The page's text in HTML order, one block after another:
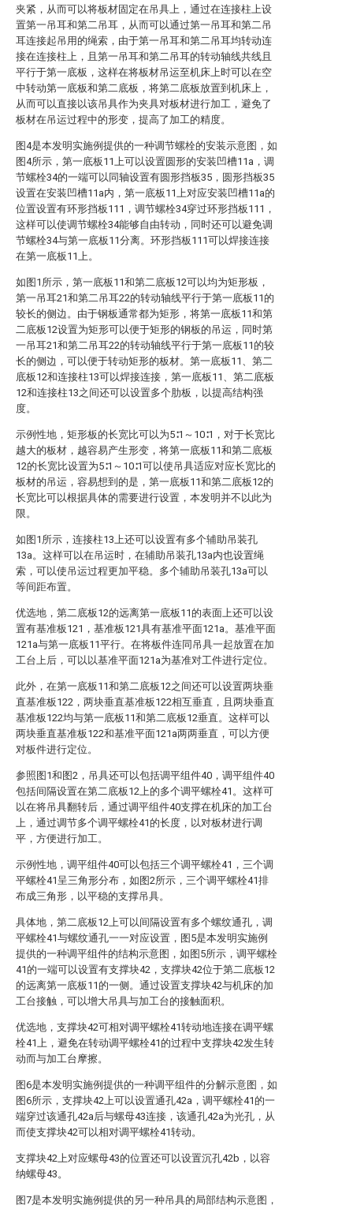
夹紧，从而可以将板材固定在吊具上，通过在连接柱上设
置第一吊耳和第二吊耳，从而可以通过第一吊耳和第二吊
耳连接起吊用的绳索，由于第一吊耳和第二吊耳均转动连
接在连接柱上，且第一吊耳和第二吊耳的转动轴线共线且
平行于第一底板，这样在将板材吊运至机床上时可以在空
中转动第一底板和第二底板，将第二底板放置到机床上，
从而可以直接以该吊具作为夹具对板材进行加工，避免了
板材在吊运过程中的形变，提高了加工的精度。
图4是本发明实施例提供的一种调节螺栓的安装示意图，如
图4所示，第一底板11上可以设置圆形的安装凹槽11a，调
节螺栓34的一端可以同轴设置有圆形挡板35，圆形挡板35
设置在安装凹槽11a内，第一底板11上对应安装凹槽11a的
位置设置有环形挡板111，调节螺栓34穿过环形挡板111，
这样可以使调节螺栓34能够自由转动，同时还可以避免调
节螺栓34与第一底板11分离。环形挡板111可以焊接连接
在第一底板11上。
如图1所示，第一底板11和第二底板12可以均为矩形板，
第一吊耳21和第二吊耳22的转动轴线平行于第一底板11的
较长的侧边。由于钢板通常都为矩形，将第一底板11和第
二底板12设置为矩形可以便于矩形的钢板的吊运，同时第
一吊耳21和第二吊耳22的转动轴线平行于第一底板11的较
长的侧边，可以便于转动矩形的板材。第一底板11、第二
底板12和连接柱13可以焊接连接，第一底板11、第二底板
12和连接柱13之间还可以设置多个肋板，以提高结构强
度。
示例性地，矩形板的长宽比可以为5∶1～10∶1，对于长宽比
越大的板材，越容易产生形变，将第一底板11和第二底板
12的长宽比设置为5∶1～10∶1可以使吊具适应对应长宽比的
板材的吊运，容易想到的是，第一底板11和第二底板12的
长宽比可以根据具体的需要进行设置，本发明并不以此为
限。
如图1所示，连接柱13上还可以设置有多个辅助吊装孔
13a。这样可以在吊运时，在辅助吊装孔13a内也设置绳
索，可以使吊运过程更加平稳。多个辅助吊装孔13a可以
等间距布置。
优选地，第二底板12的远离第一底板11的表面上还可以设
置有基准板121，基准板121具有基准平面121a。基准平面
121a与第一底板11平行。在将板件连同吊具一起放置在加
工台上后，可以以基准平面121a为基准对工件进行定位。
此外，在第一底板11和第二底板12之间还可以设置两块垂
直基准板122，两块垂直基准板122相互垂直，且两块垂直
基准板122均与第一底板11和第二底板12垂直。这样可以
两块垂直基准板122和基准平面121a两两垂直，可以方便
对板件进行定位。
参照图1和图2，吊具还可以包括调平组件40，调平组件40
包括间隔设置在第二底板12上的多个调平螺栓41。这样可
以在将吊具翻转后，通过调平组件40支撑在机床的加工台
上，通过调节多个调平螺栓41的长度，以对板材进行调
平，方便进行加工。
示例性地，调平组件40可以包括三个调平螺栓41，三个调
平螺栓41呈三角形分布，如图2所示，三个调平螺栓41排
布成三角形，以平稳的支撑吊具。
具体地，第二底板12上可以间隔设置有多个螺纹通孔，调
平螺栓41与螺纹通孔一一对应设置，图5是本发明实施例
提供的一种调平组件的结构示意图，如图5所示，调平螺栓
41的一端可以设置有支撑块42，支撑块42位于第二底板12
的远离第一底板11的一侧。通过设置支撑块42与机床的加
工台接触，可以增大吊具与加工台的接触面积。
优选地，支撑块42可相对调平螺栓41转动地连接在调平螺
栓41上，避免在转动调平螺栓41的过程中支撑块42发生转
动而与加工台摩擦。
图6是本发明实施例提供的一种调平组件的分解示意图，如
图6所示，支撑块42上可以设置通孔42a，调平螺栓41的一
端穿过该通孔42a后与螺母43连接，该通孔42a为光孔，从
而使支撑块42可以相对调平螺栓41转动。
支撑块42上对应螺母43的位置还可以设置沉孔42b，以容
纳螺母43。
图7是本发明实施例提供的另一种吊具的局部结构示意图，